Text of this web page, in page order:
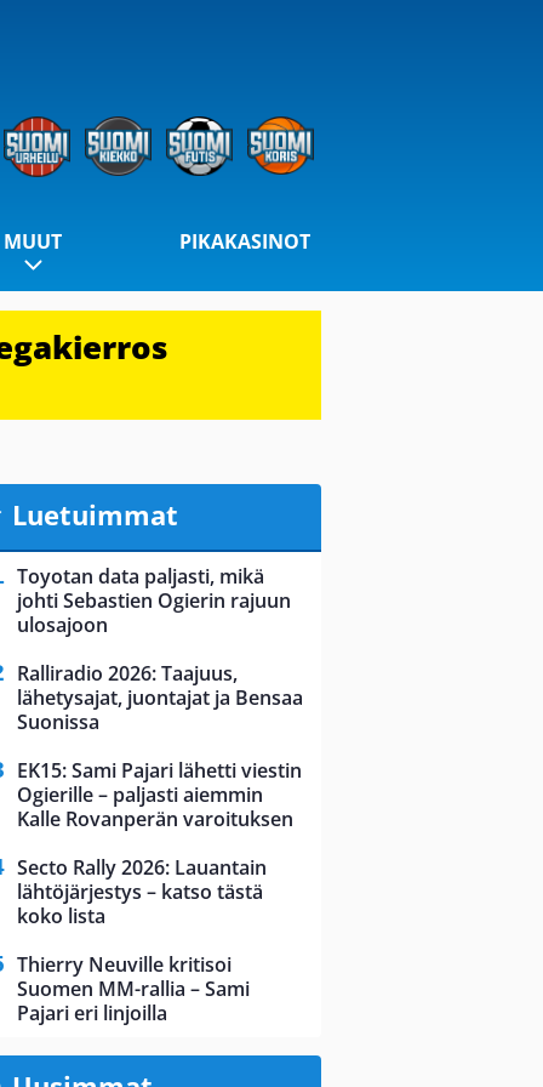
MUUT PIKAKASINOT
Luetuimmat
Toyotan data paljasti, mikä
johti Sebastien Ogierin rajuun
ulosajoon
Ralliradio 2026: Taajuus,
lähetysajat, juontajat ja Bensaa
Suonissa
EK15: Sami Pajari lähetti viestin
Ogierille – paljasti aiemmin
Kalle Rovanperän varoituksen
Secto Rally 2026: Lauantain
lähtöjärjestys – katso tästä
koko lista
Thierry Neuville kritisoi
Suomen MM-rallia – Sami
Pajari eri linjoilla